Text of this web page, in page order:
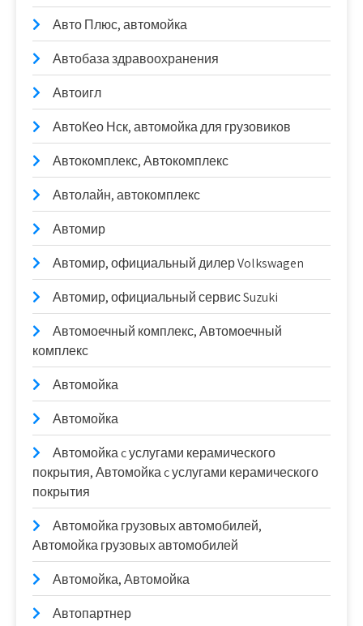
Авто Плюс, автомойка
Автобаза здравоохранения
Автоигл
АвтоКео Нск, автомойка для грузовиков
Автокомплекс, Автокомплекс
Автолайн, автокомплекс
Автомир
Автомир, официальный дилер Volkswagen
Автомир, официальный сервис Suzuki
Автомоечный комплекс, Автомоечный
комплекс
Автомойка
Автомойка
Автомойка c услугами керамического
покрытия, Автомойка c услугами керамического
покрытия
Автомойка грузовых автомобилей,
Автомойка грузовых автомобилей
Автомойка, Автомойка
Автопартнер